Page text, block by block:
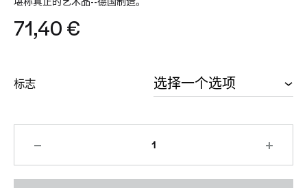
71,40 €
标志